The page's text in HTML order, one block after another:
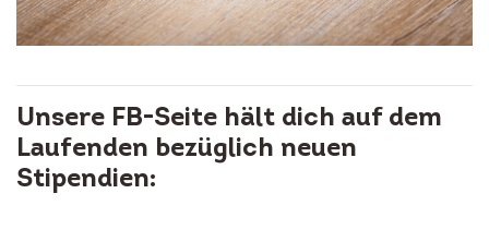
Unsere FB-Seite hält dich auf dem
Laufenden bezüglich neuen
Stipendien: